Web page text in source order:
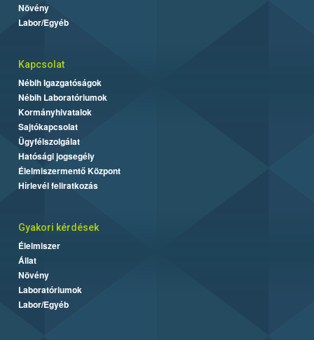
Növény
Labor/Egyéb
Kapcsolat
Nébih Igazgatóságok
Nébih Laboratóriumok
Kormányhivatalok
Sajtókapcsolat
Ügyfélszolgálat
Hatósági jogsegély
Élelmiszermentő Központ
Hírlevél feliratkozás
Gyakori kérdések
Élelmiszer
Állat
Növény
Laboratóriumok
Labor/Egyéb